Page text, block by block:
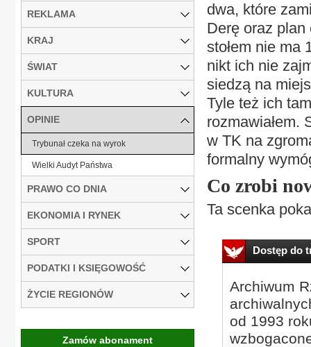
dwa, które
Derę oraz
stołem nie ma
nikt ich nie
siedzą na
Tyle też ich
rozmawiałem.
w TK na
formalny
Co zrobi
Ta scenka
Dostęp do
Archiwum
od 1993
REKLAMA
KRAJ
ŚWIAT
KULTURA
OPINIE
Trybunał czeka na wyrok
Wielki Audyt Państwa
PRAWO CO DNIA
EKONOMIA I RYNEK
SPORT
PODATKI I KSIĘGOWOŚĆ
ŻYCIE REGIONÓW
Zamów abonament